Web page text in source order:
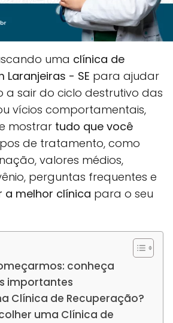
uma clínica de
- SE para ajudar
a sair do ciclo destrutivo das
vícios comportamentais,
mostrar tudo que você
de tratamento, como
valores médios,
perguntas frequentes e
melhor clínica para o seu
conheça
importantes
Clínica de Recuperação?
uma Clínica de